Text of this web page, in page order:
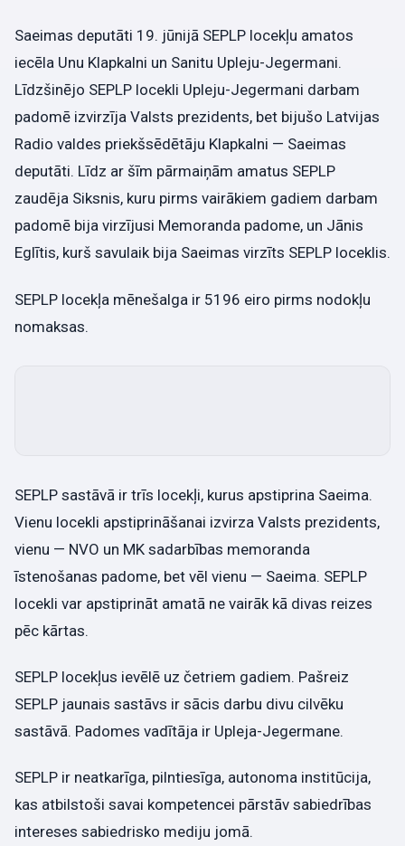
Saeimas deputāti 19. jūnijā SEPLP locekļu amatos
iecēla Unu Klapkalni un Sanitu Upleju-Jegermani.
Līdzšinējo SEPLP locekli Upleju-Jegermani darbam
padomē izvirzīja Valsts prezidents, bet bijušo Latvijas
Radio valdes priekšsēdētāju Klapkalni — Saeimas
deputāti. Līdz ar šīm pārmaiņām amatus SEPLP
zaudēja Siksnis, kuru pirms vairākiem gadiem darbam
padomē bija virzījusi Memoranda padome, un Jānis
Eglītis, kurš savulaik bija Saeimas virzīts SEPLP loceklis.
SEPLP locekļa mēnešalga ir 5196 eiro pirms nodokļu
nomaksas.
SEPLP sastāvā ir trīs locekļi, kurus apstiprina Saeima.
Vienu locekli apstiprināšanai izvirza Valsts prezidents,
vienu — NVO un MK sadarbības memoranda
īstenošanas padome, bet vēl vienu — Saeima. SEPLP
locekli var apstiprināt amatā ne vairāk kā divas reizes
pēc kārtas.
SEPLP locekļus ievēlē uz četriem gadiem. Pašreiz
SEPLP jaunais sastāvs ir sācis darbu divu cilvēku
sastāvā. Padomes vadītāja ir Upleja-Jegermane.
SEPLP ir neatkarīga, pilntiesīga, autonoma institūcija,
kas atbilstoši savai kompetencei pārstāv sabiedrības
intereses sabiedrisko mediju jomā.